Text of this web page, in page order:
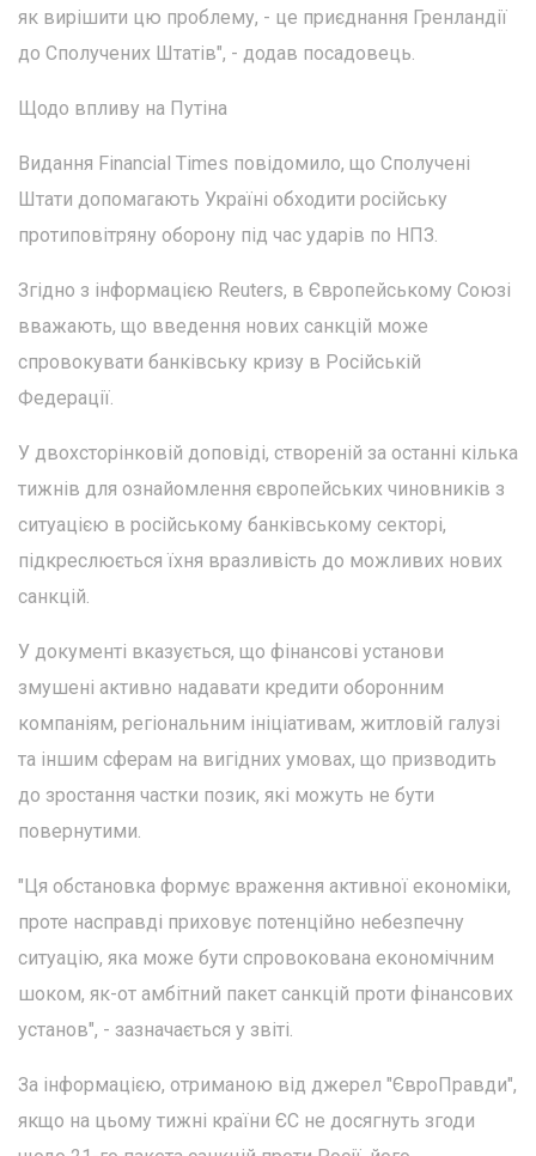
як вирішити цю проблему, - це приєднання Гренландії
до Сполучених Штатів", - додав посадовець.
Щодо впливу на Путіна
Видання Financial Times повідомило, що Сполучені
Штати допомагають Україні обходити російську
протиповітряну оборону під час ударів по НПЗ.
Згідно з інформацією Reuters, в Європейському Союзі
вважають, що введення нових санкцій може
спровокувати банківську кризу в Російській
Федерації.
У двохсторінковій доповіді, створеній за останні кілька
тижнів для ознайомлення європейських чиновників з
ситуацією в російському банківському секторі,
підкреслюється їхня вразливість до можливих нових
санкцій.
У документі вказується, що фінансові установи
змушені активно надавати кредити оборонним
компаніям, регіональним ініціативам, житловій галузі
та іншим сферам на вигідних умовах, що призводить
до зростання частки позик, які можуть не бути
повернутими.
"Ця обстановка формує враження активної економіки,
проте насправді приховує потенційно небезпечну
ситуацію, яка може бути спровокована економічним
шоком, як-от амбітний пакет санкцій проти фінансових
установ", - зазначається у звіті.
За інформацією, отриманою від джерел "ЄвроПравди",
якщо на цьому тижні країни ЄС не досягнуть згоди